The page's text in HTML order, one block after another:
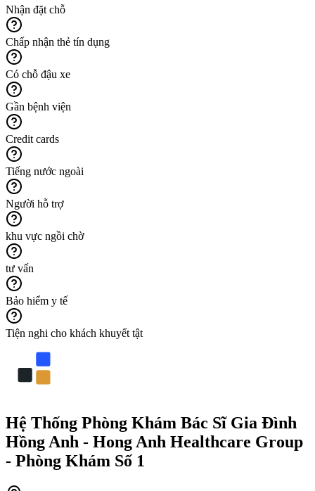
Nhận đặt chỗ
Chấp nhận thẻ tín dụng
Có chỗ đậu xe
Gần bệnh viện
Credit cards
Tiếng nước ngoài
Người hỗ trợ
khu vực ngồi chờ
tư vấn
Bảo hiểm y tế
Tiện nghi cho khách khuyết tật
Hệ Thống Phòng Khám Bác Sĩ Gia Đình
Hồng Anh - Hong Anh Healthcare Group
- Phòng Khám Số 1